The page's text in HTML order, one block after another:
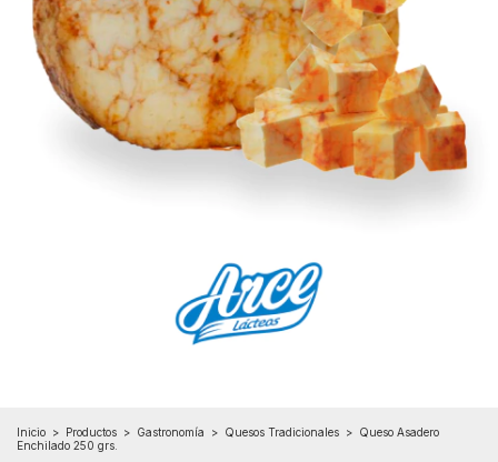
Inicio > Productos > Gastronomía > Quesos Tradicionales > Queso Asadero
Enchilado 250 grs.